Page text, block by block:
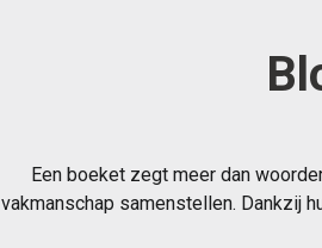
Een boeket zegt meer dan
vakmanschap samenstellen. Dankzij